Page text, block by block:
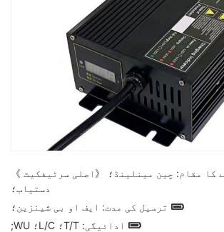
کا مقام: چین مینلینڈ؛ 《اصلی سرٹیفکیٹ 》
دستیاب؛
ترسیل کی مدت: ایف او بی شینزین؛
ادائیگی: T/T؛ L/C؛ WU;